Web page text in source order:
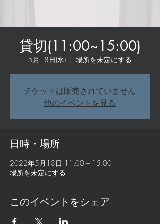
貸切(11:00~15:00)
5月18日(水)
  |
場所を未定にする
チケットは販売されていません
他のイベントを見る
日時・場所
2022年5月18日 11:00 – 15:00
場所を未定にする
このイベントをシェア